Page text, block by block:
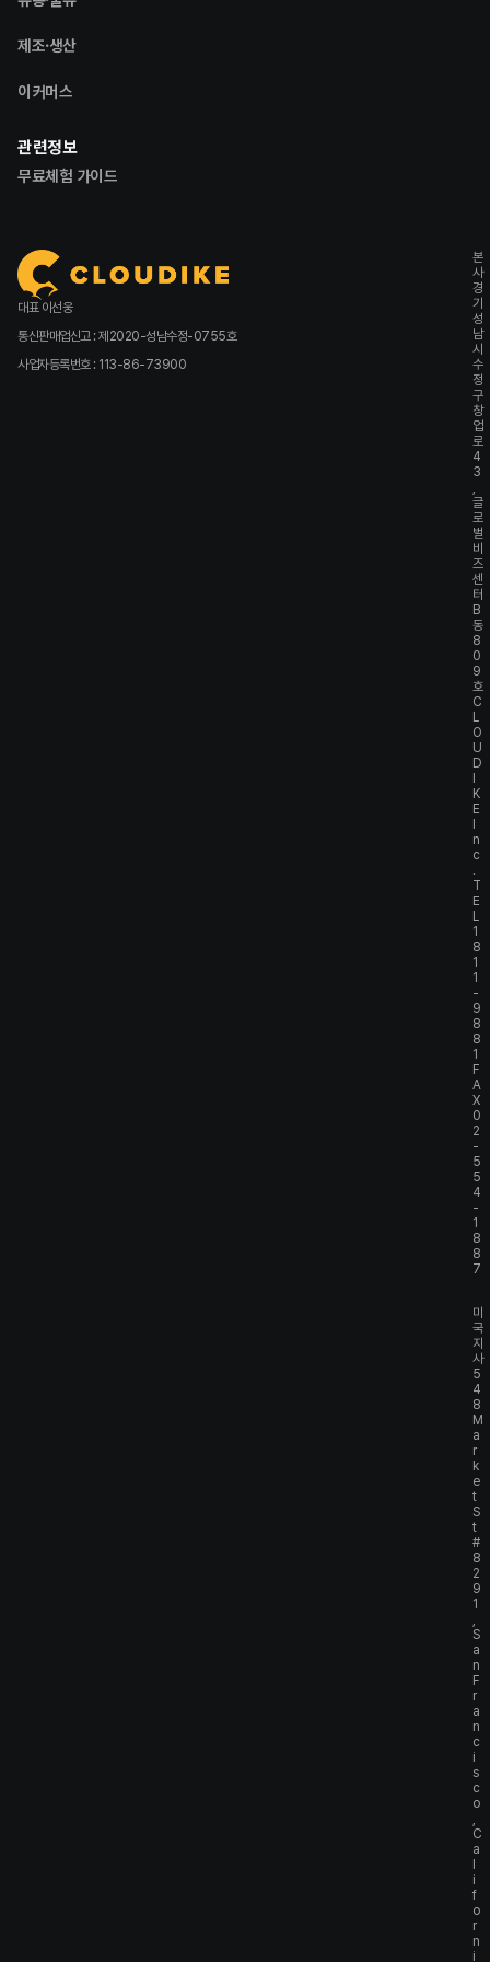
제조·생산
이커머스
관련정보
무료체험 가이드
대표 이선웅
통신판매업신고 : 제2020-성남수정-0755호
사업자등록번호 : 113-86-73900
본
사
경
기
성
남
시
수
정
구
창
업
로
4
3
글
로
벌
비
즈
센
터
B
동
8
0
9
호
C
L
O
U
D
K
E
n
c
.
T
E
L
1
8
1
1
-
9
8
8
1
F
A
X
0
2
-
5
5
4
-
1
8
8
7
미
국
지
사
5
4
8
M
a
r
k
e
t
S
t
#
8
2
9
1
S
a
n
F
r
a
n
c
i
s
c
o
C
a
i
f
o
r
n
i